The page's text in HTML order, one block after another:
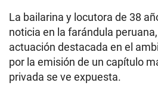
La bailarina y locutora de 38
noticia en la farándula
actuación destacada en el
por la emisión de un capítulo
privada se ve expuesta.